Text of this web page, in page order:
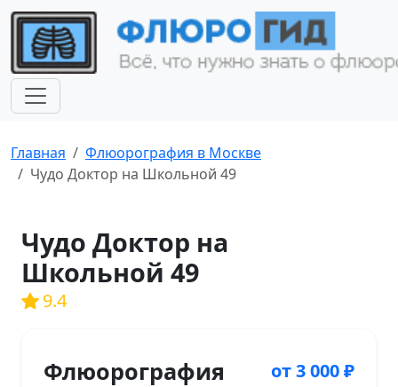
Главная
Флюорография в Москве
Чудо Доктор на Школьной 49
Чудо Доктор на
Школьной 49
9.4
Флюорография от 3 000 ₽